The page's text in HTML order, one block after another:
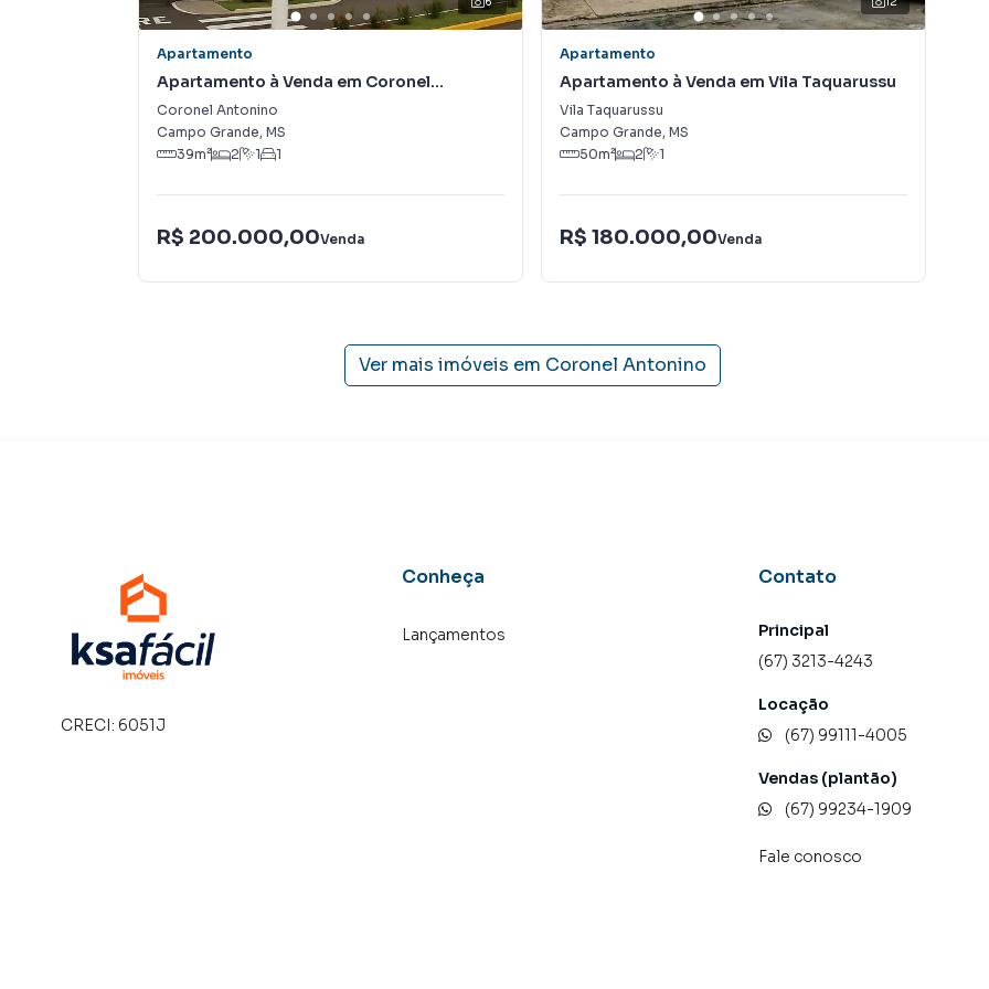
Apartamento
Apartamento à Venda em Coronel
Antonino
Coronel Antonino
Campo Grande, MS
39m² 2 1 1
R$ 200.000,00Venda
Apartamento
Apartamento à Venda em Vila Taquarussu
Vila Taquarussu
Campo Grande, MS
50m² 2 1
R$ 180.000,00Venda
Ver mais imóveis em Coronel Antonino
CRECI: 6051J
Conheça
Lançamentos
Contato
Principal
(67) 3213-4243
Locação
(67) 99111-4005
Vendas (plantão)
(67) 99234-1909
Fale conosco